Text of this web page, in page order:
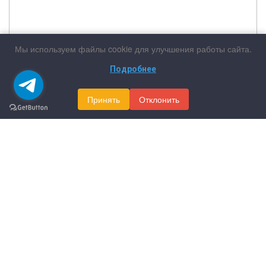
Мы используем файлы cookie для улучшения работы сайта.
Подробнее
Принять Отклонить